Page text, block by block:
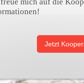
mich auf die
Jetzt